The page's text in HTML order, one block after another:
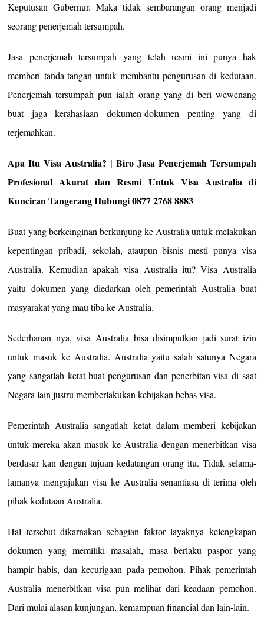
Keputusan Gubernur. Maka tidak sembarangan orang menjadi
seorang penerjemah tersumpah.
Jasa penerjemah tersumpah yang telah resmi ini punya hak
memberi tanda-tangan untuk membantu pengurusan di kedutaan.
Penerjemah tersumpah pun ialah orang yang di beri wewenang
buat jaga kerahasiaan dokumen-dokumen penting yang di
terjemahkan.
Apa Itu Visa Australia? | Biro Jasa Penerjemah Tersumpah
Profesional Akurat dan Resmi Untuk Visa Australia di
Kunciran Tangerang Hubungi 0877 2768 8883
Buat yang berkeinginan berkunjung ke Australia untuk melakukan
kepentingan pribadi, sekolah, ataupun bisnis mesti punya visa
Australia. Kemudian apakah visa Australia itu? Visa Australia
yaitu dokumen yang diedarkan oleh pemerintah Australia buat
masyarakat yang mau tiba ke Australia.
Sederhanan nya, visa Australia bisa disimpulkan jadi surat izin
untuk masuk ke Australia. Australia yaitu salah satunya Negara
yang sangatlah ketat buat pengurusan dan penerbitan visa di saat
Negara lain justru memberlakukan kebijakan bebas visa.
Pemerintah Australia sangatlah ketat dalam memberi kebijakan
untuk mereka akan masuk ke Australia dengan menerbitkan visa
berdasar kan dengan tujuan kedatangan orang itu. Tidak selama-
lamanya mengajukan visa ke Australia senantiasa di terima oleh
pihak kedutaan Australia.
Hal tersebut dikarnakan sebagian faktor layaknya kelengkapan
dokumen yang memiliki masalah, masa berlaku paspor yang
hampir habis, dan kecurigaan pada pemohon. Pihak pemerintah
Australia menerbitkan visa pun melihat dari keadaan pemohon.
Dari mulai alasan kunjungan, kemampuan financial dan lain-lain.